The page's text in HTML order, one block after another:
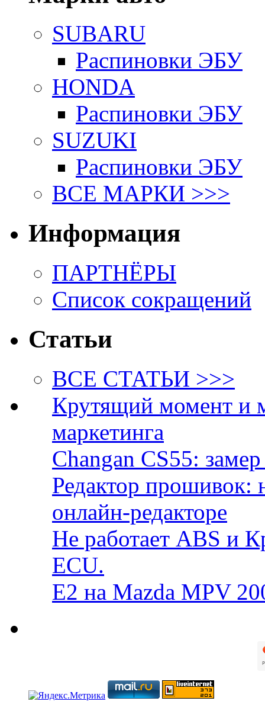
SUBARU
Распиновки ЭБУ
HONDA
Распиновки ЭБУ
SUZUKI
Распиновки ЭБУ
ВСЕ МАРКИ >>>
Информация
ПАРТНЁРЫ
Список сокращений
Статьи
ВСЕ СТАТЬИ >>>
Крутящий момент и
маркетинга
Changan CS55:
Редактор прошивок:
онлайн-редакторе
Не работает ABS и
ECU.
E2 на Mazda MPV